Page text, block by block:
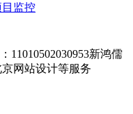
目监控
11010502030953新鸿儒
网站设计等服务